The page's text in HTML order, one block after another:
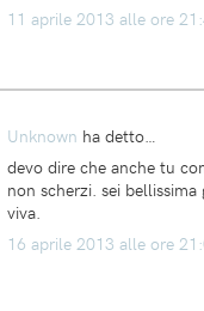
11 aprile 2013 alle ore
Unknown ha detto…
devo dire che anche tu
non scherzi. sei bellissima
viva.
16 aprile 2013 alle ore